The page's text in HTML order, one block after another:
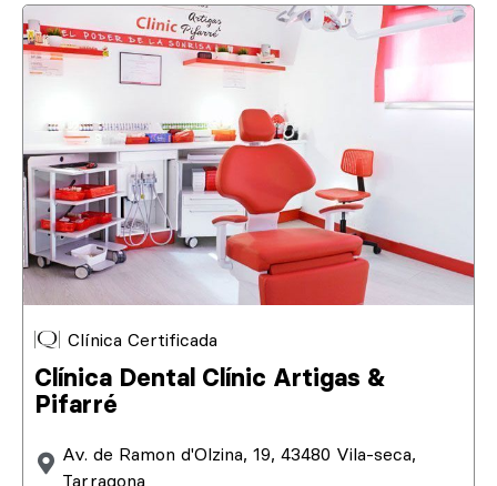
Clínica Certificada
Clínica Dental Clínic Artigas &
Pifarré
Av. de Ramon d'Olzina, 19, 43480 Vila-seca,
Tarragona